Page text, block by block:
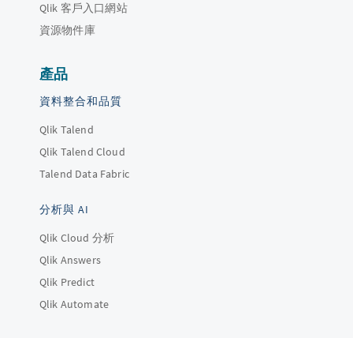
Qlik 客戶入口網站
資源物件庫
產品
資料整合和品質
Qlik Talend
Qlik Talend Cloud
Talend Data Fabric
分析與 AI
Qlik Cloud 分析
Qlik Answers
Qlik Predict
Qlik Automate